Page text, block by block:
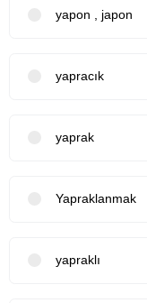
yapon , japon
yapracık
yaprak
Yapraklanmak
yapraklı